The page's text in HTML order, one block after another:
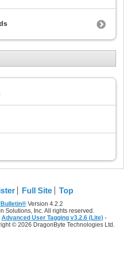
Full Site Top
Version 4.2.2
Solutions, Inc. All rights reserved.
Advanced User Tagging v3.2.6 (Lite) -
© 2026 DragonByte Technologies Ltd.